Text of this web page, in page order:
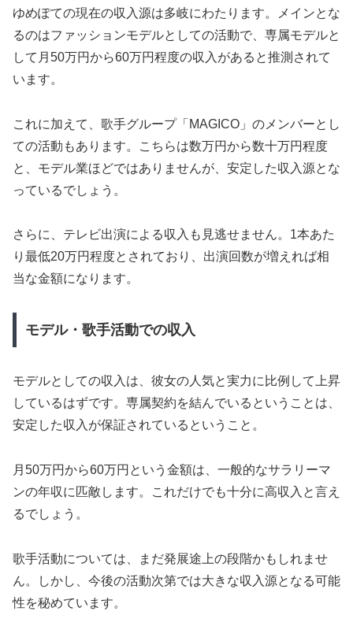
ゆめぽての現在の収入源は多岐にわたります。メインとな
るのはファッションモデルとしての活動で、専属モデルと
して月50万円から60万円程度の収入があると推測されて
います。
これに加えて、歌手グループ「MAGICO」のメンバーとし
ての活動もあります。こちらは数万円から数十万円程度
と、モデル業ほどではありませんが、安定した収入源とな
っているでしょう。
さらに、テレビ出演による収入も見逃せません。1本あた
り最低20万円程度とされており、出演回数が増えれば相
当な金額になります。
モデル・歌手活動での収入
モデルとしての収入は、彼女の人気と実力に比例して上昇
しているはずです。専属契約を結んでいるということは、
安定した収入が保証されているということ。
月50万円から60万円という金額は、一般的なサラリーマ
ンの年収に匹敵します。これだけでも十分に高収入と言え
るでしょう。
歌手活動については、まだ発展途上の段階かもしれませ
ん。しかし、今後の活動次第では大きな収入源となる可能
性を秘めています。